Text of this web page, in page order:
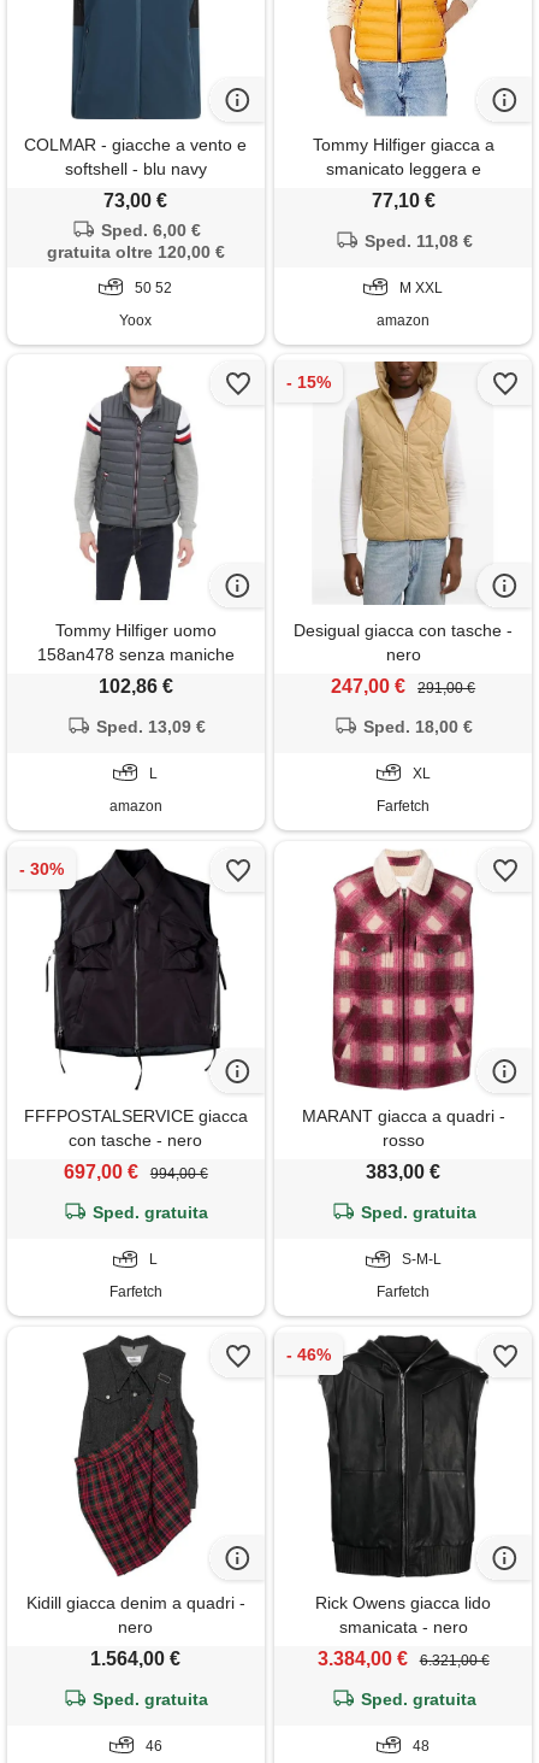
COLMAR - giacche a vento e
softshell - blu navy
73,00 €
Sped. 6,00 €
gratuita oltre 120,00 €
50 52
Yoox
Tommy Hilfiger giacca a
smanicato leggera e
ripiegabile da uomo (standard
medium
77,10 €
Sped. 11,08 €
M XXL
amazon
Tommy Hilfiger uomo
158an478 senza maniche
giacca a piumino - grigio - l
102,86 €
Sped. 13,09 €
L
amazon
Desigual giacca con tasche -
nero
247,00 € 291,00 €
Sped. 18,00 €
XL
Farfetch
FFFPOSTALSERVICE giacca
con tasche - nero
697,00 € 994,00 €
Sped. gratuita
L
Farfetch
MARANT giacca a quadri -
rosso
383,00 €
Sped. gratuita
S-M-L
Farfetch
Kidill giacca denim a quadri -
nero
1.564,00 €
Sped. gratuita
46
Rick Owens giacca lido
smanicata - nero
3.384,00 € 6.321,00 €
Sped. gratuita
48